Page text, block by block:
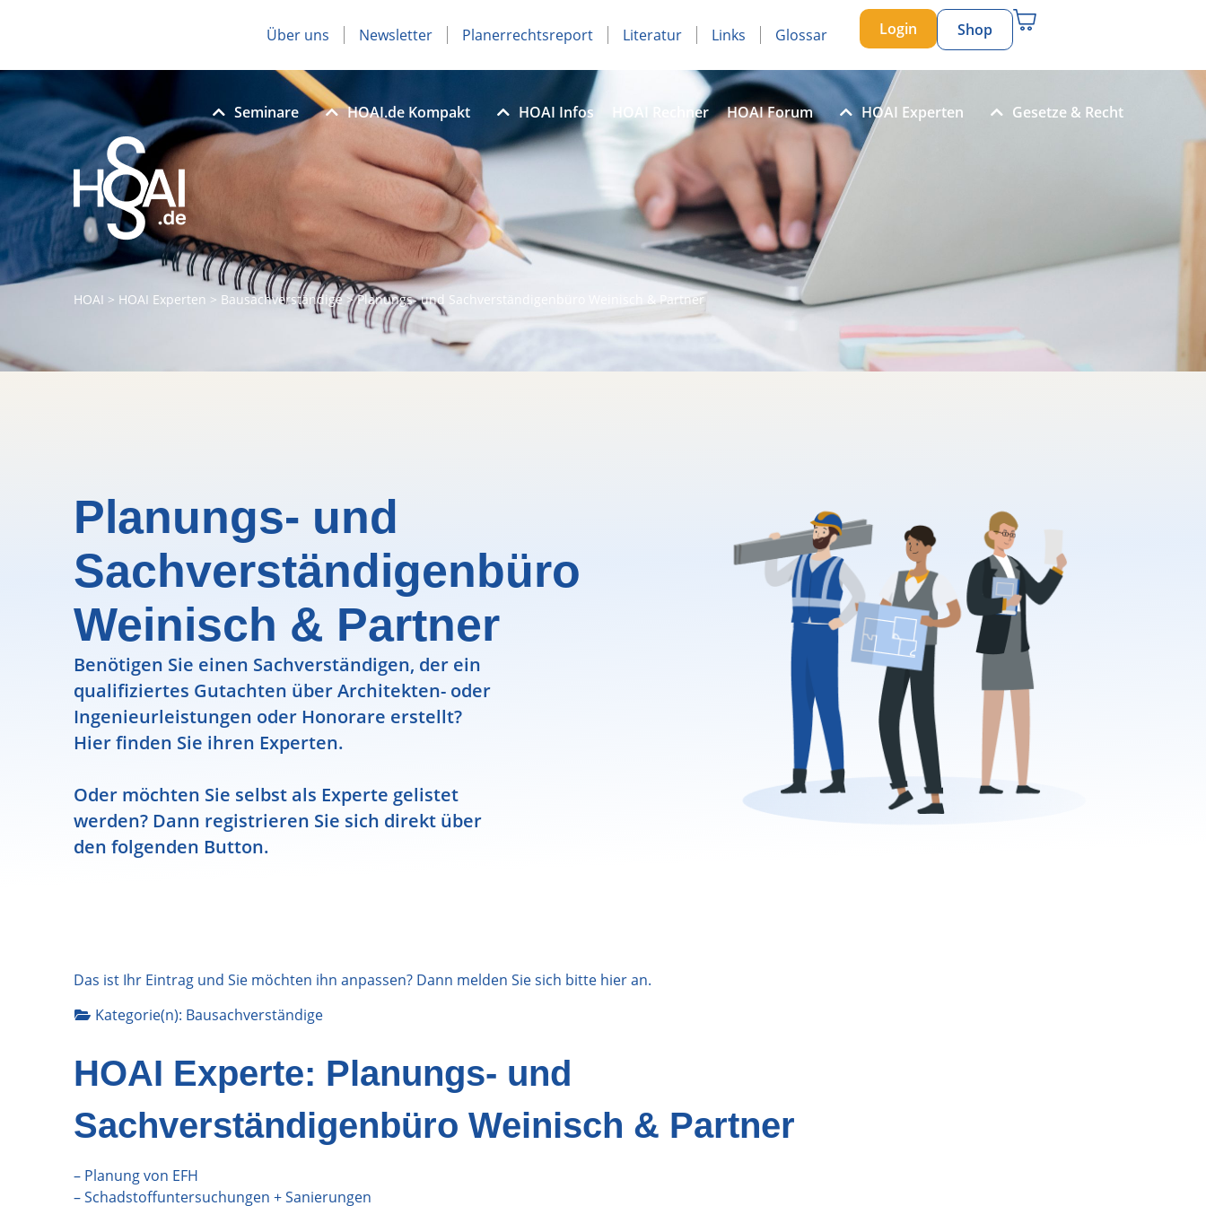
Über uns Newsletter Planerrechtsreport Literatur Links Glossar Login Shop
Seminare HOAI.de Kompakt HOAI Infos HOAI Rechner HOAI Forum HOAI Experten Gesetze & Recht
HOAI > HOAI Experten > Bausachverständige>Planungs- und Sachverständigenbüro Weinisch & Partner
Planungs- und
Sachverständigenbüro
Weinisch & Partner
Benötigen Sie einen Sachverständigen, der ein
qualifiziertes Gutachten über Architekten- oder
Ingenieurleistungen oder Honorare erstellt?
Hier finden Sie ihren Experten.
Oder möchten Sie selbst als Experte gelistet
werden? Dann registrieren Sie sich direkt über
den folgenden Button.
Das ist Ihr Eintrag und Sie möchten ihn anpassen? Dann melden Sie sich bitte hieran.
Kategorie(n): Bausachverständige
HOAI Experte: Planungs- und
Sachverständigenbüro Weinisch & Partner
– Planung von EFH
– Schadstoffuntersuchungen + Sanierungen